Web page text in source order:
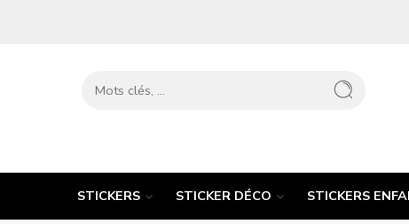
STICKERS STICKER DÉCO STICKERS